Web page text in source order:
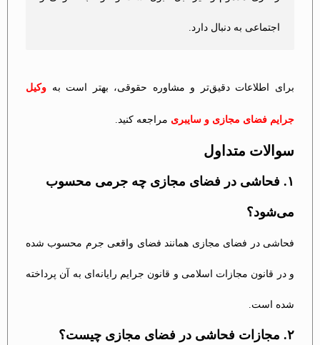
اجتماعی به دنبال دارد.
برای اطلاعات دقیق‌تر و مشاوره حقوقی، بهتر است به وکیل
جرایم فضای مجازی و سایبری مراجعه کنید.
سوالات متداول
۱. فحاشی در فضای مجازی چه جرمی محسوب
می‌شود؟
فحاشی در فضای مجازی همانند فضای واقعی جرم محسوب شده
و در قانون مجازات اسلامی و قانون جرایم رایانه‌ای به آن پرداخته
شده است.
۲. مجازات فحاشی در فضای مجازی چیست؟